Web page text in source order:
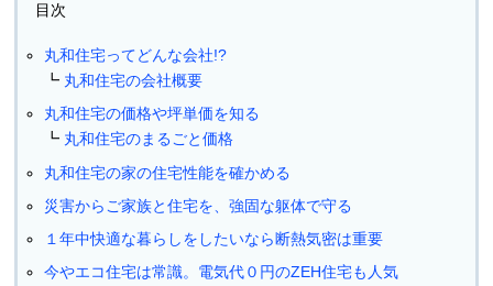
目次
丸和住宅ってどんな会社!?
丸和住宅の会社概要
丸和住宅の価格や坪単価を知る
丸和住宅のまるごと価格
丸和住宅の家の住宅性能を確かめる
災害からご家族と住宅を、強固な躯体で守る
１年中快適な暮らしをしたいなら断熱気密は重要
今やエコ住宅は常識。電気代０円のZEH住宅も人気